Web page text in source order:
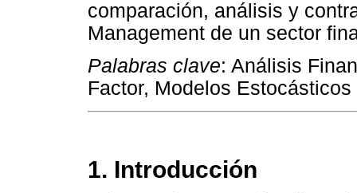
comparación, análisis y
Management de un sector
Palabras clave: Análisis
Factor, Modelos
1. Introducción